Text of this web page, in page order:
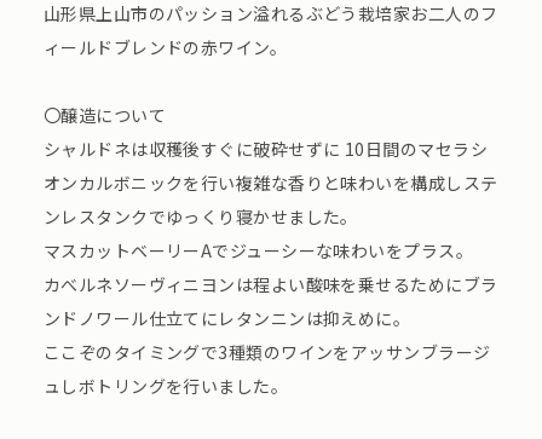
山形県上山市のパッション溢れるぶどう栽培家お二人のフ
ィールドブレンドの赤ワイン。
〇醸造について
シャルドネは収穫後すぐに破砕せずに 10日間のマセラシ
オンカルボニックを行い複雑な香りと味わいを構成しステ
ンレスタンクでゆっくり寝かせました。
マスカットベーリーAでジューシーな味わいをプラス。
カべルネソーヴィニヨンは程よい酸味を乗せるためにブラ
ンドノワール仕立てにレタンニンは抑えめに。
ここぞのタイミングで3種類のワインをアッサンブラージ
ュしボトリングを行いました。